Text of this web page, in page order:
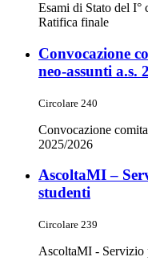
Esami di Stato del I°
Ratifica finale
Convocazione
neo-assunti a.s.
Circolare 240
Convocazione
2025/2026
AscoltaMI –
studenti
Circolare 239
AscoltaMI - Servizio